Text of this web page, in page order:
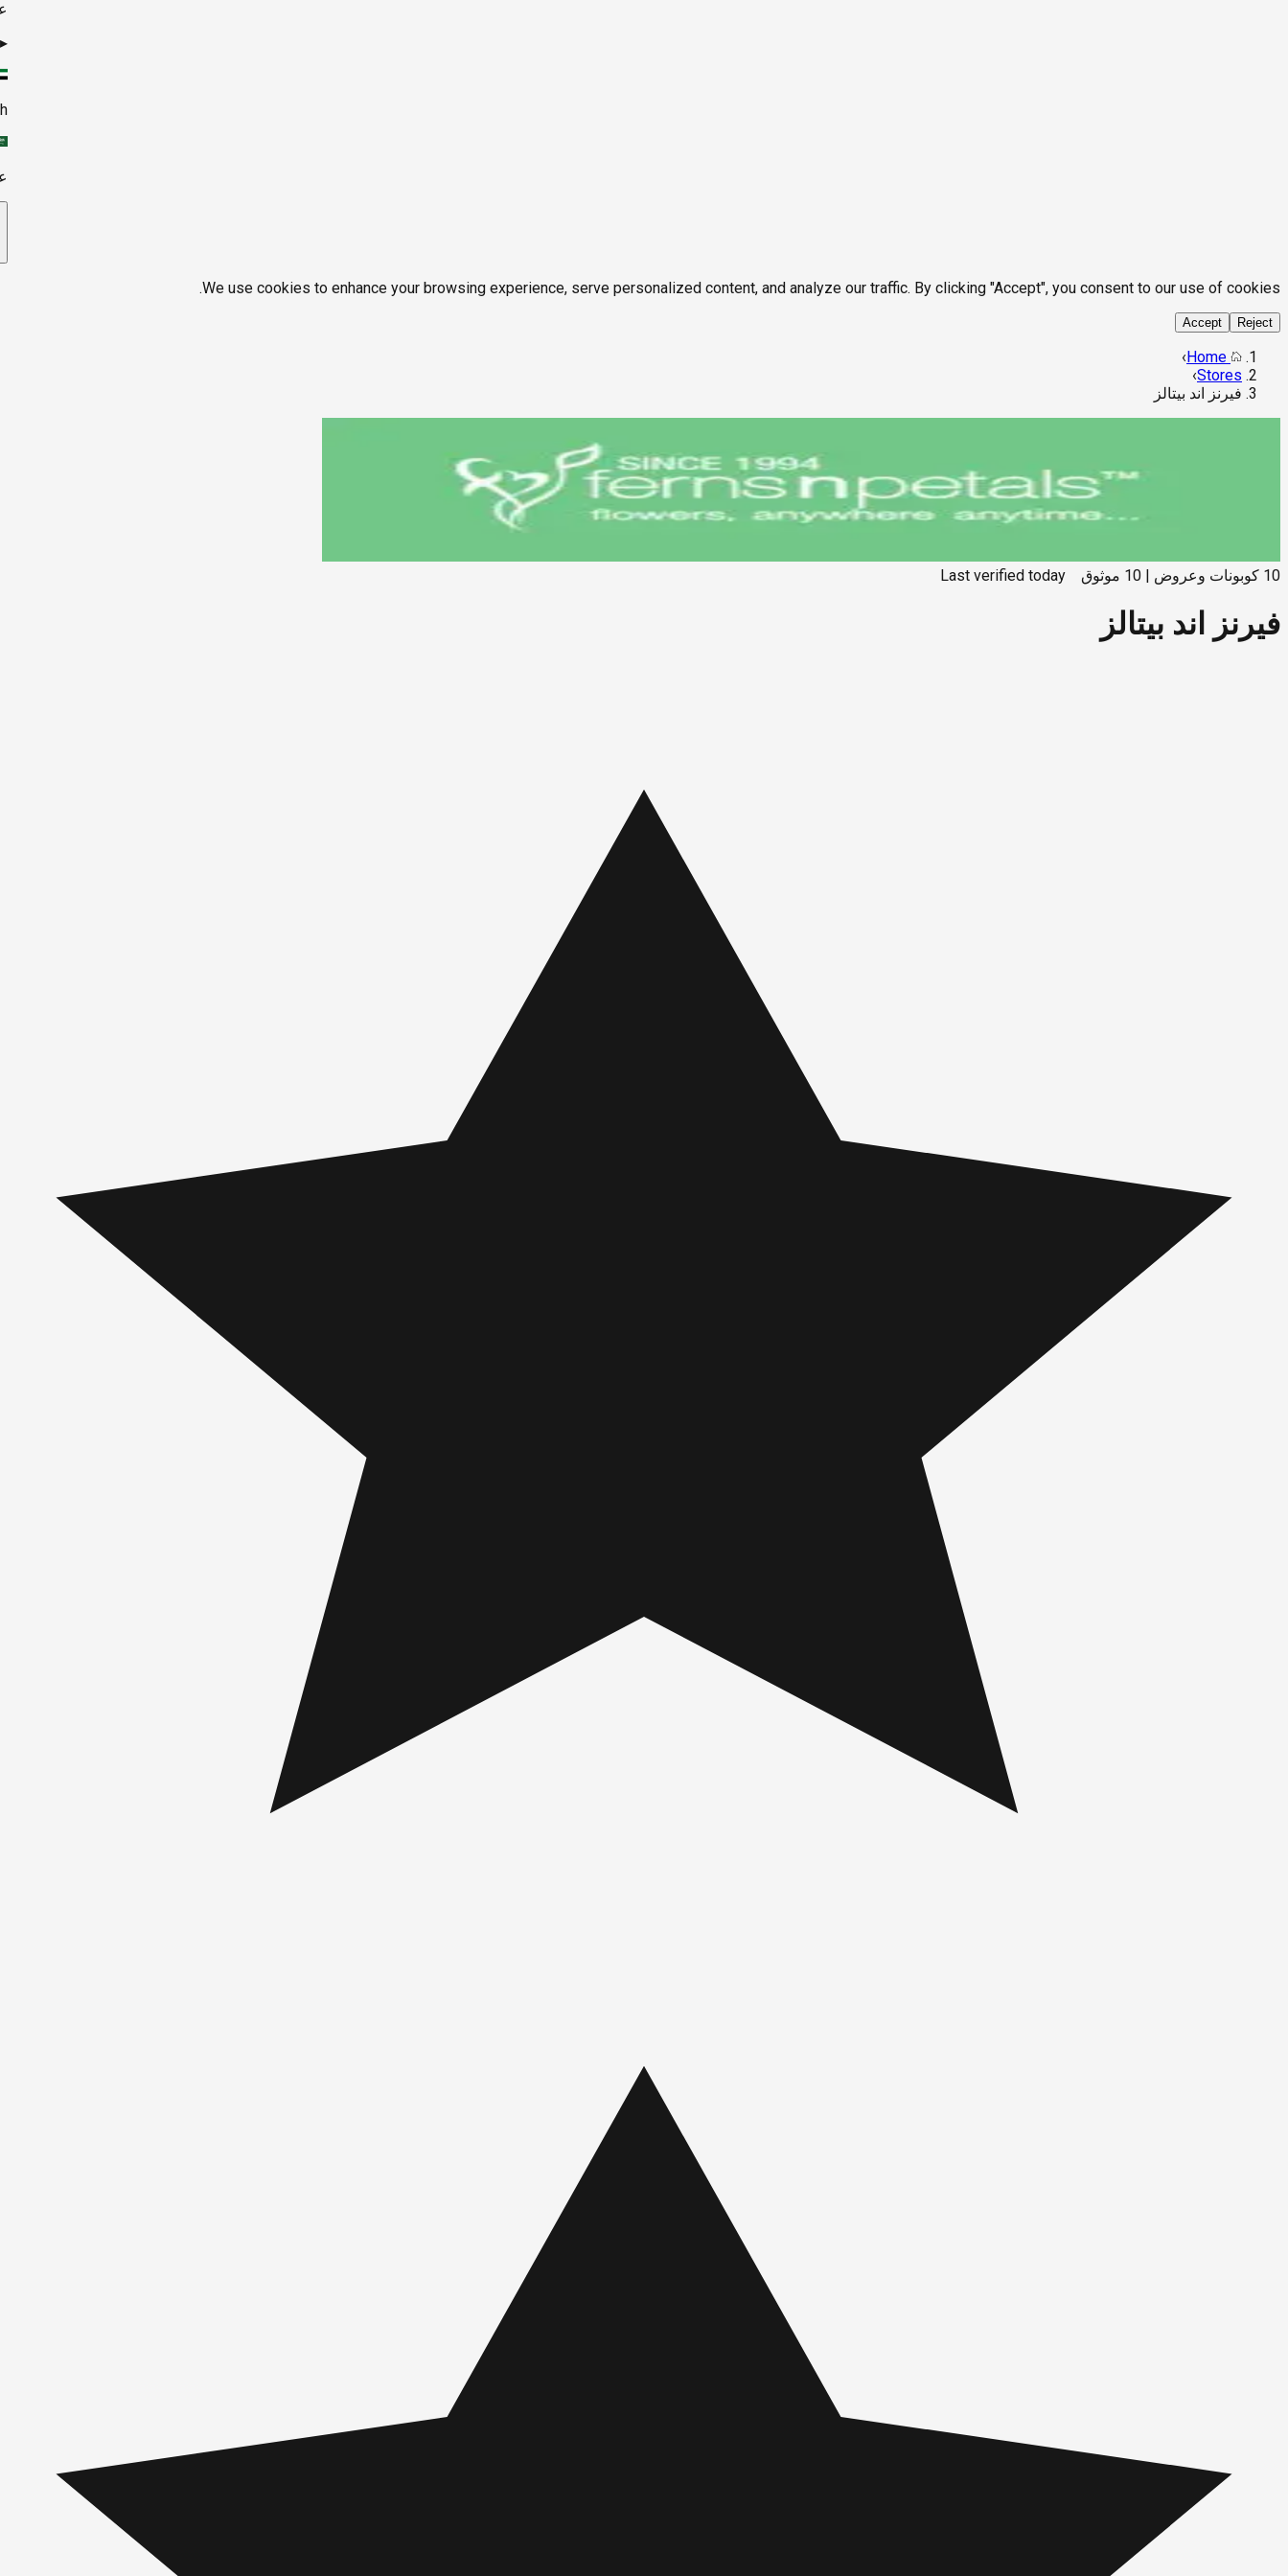
▸
We use cookies to enhance your browsing experience, serve personalized content, and analyze our traffic. By clicking "Accept", you consent to our use of cookies.
Reject
Accept
Home
›
Stores
›
فيرنز اند بيتالز
10 كوبونات وعروض 10 موثوق Last verified today
فيرنز اند بيتالز